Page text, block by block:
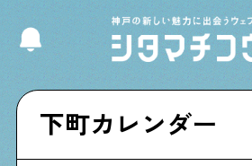
Select Language ▼
下町カレンダー